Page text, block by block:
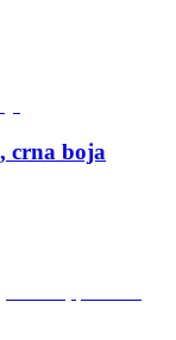
crna boja